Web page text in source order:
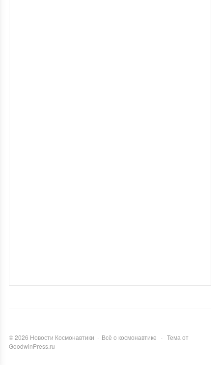
©2026 Новости Космонавтики · Всё о космонавтике · Тема от
GoodwinPress.ru